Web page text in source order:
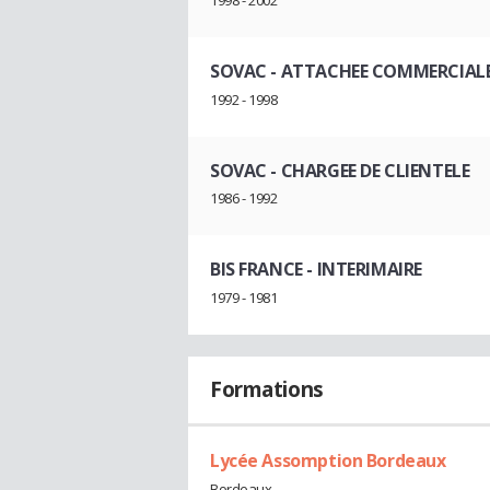
SOVAC - ATTACHEE
1992 - 1998
SOVAC - CHARGEE DE CLIENTELE
1986 - 1992
BIS FRANCE- INTERIMAIRE
1979 - 1981
Formations
Lycée Assomption Bordeaux